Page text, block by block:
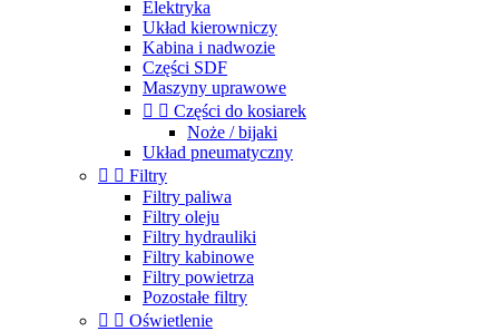
Elektryka
Układ kierowniczy
Kabina i nadwozie
Części SDF
Maszyny uprawowe
  Części do kosiarek
Noże / bijaki
Układ pneumatyczny
  Filtry
Filtry paliwa
Filtry oleju
Filtry hydrauliki
Filtry kabinowe
Filtry powietrza
Pozostałe filtry
  Oświetlenie